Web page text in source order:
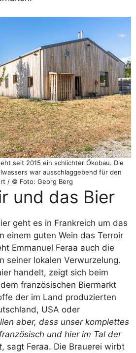
seit 2015 ein schlichter Ökobau. Die
war ausschlaggebend für den
/ © Foto: Georg Berg
und das Bier
geht es in Frankreich um das
einem guten Wein das Terroir
Emmanuel Feraa auch die
seiner lokalen Verwurzelung.
handelt, zeigt sich beim
französischen Biermarkt
der im Land produzierten
USA oder
aber, dass unser komplettes
und hier im Tal der
, sagt Feraa. Die Brauerei wirbt